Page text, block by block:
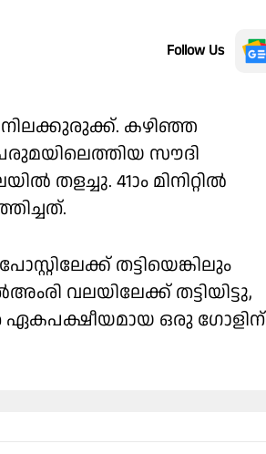
Follow Us
കഴിഞ്ഞ
സൗദി
41ാം മിനിറ്റിൽ
തട്ടിയെങ്കിലും
വലയിലേക്ക് തട്ടിയിട്ടു,
ഒരു ഗോളിന്